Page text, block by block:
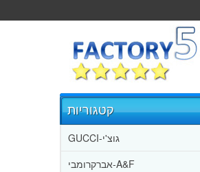
קטגוריות
GUCCI-גוצ'י
אברקרומבי-A&F